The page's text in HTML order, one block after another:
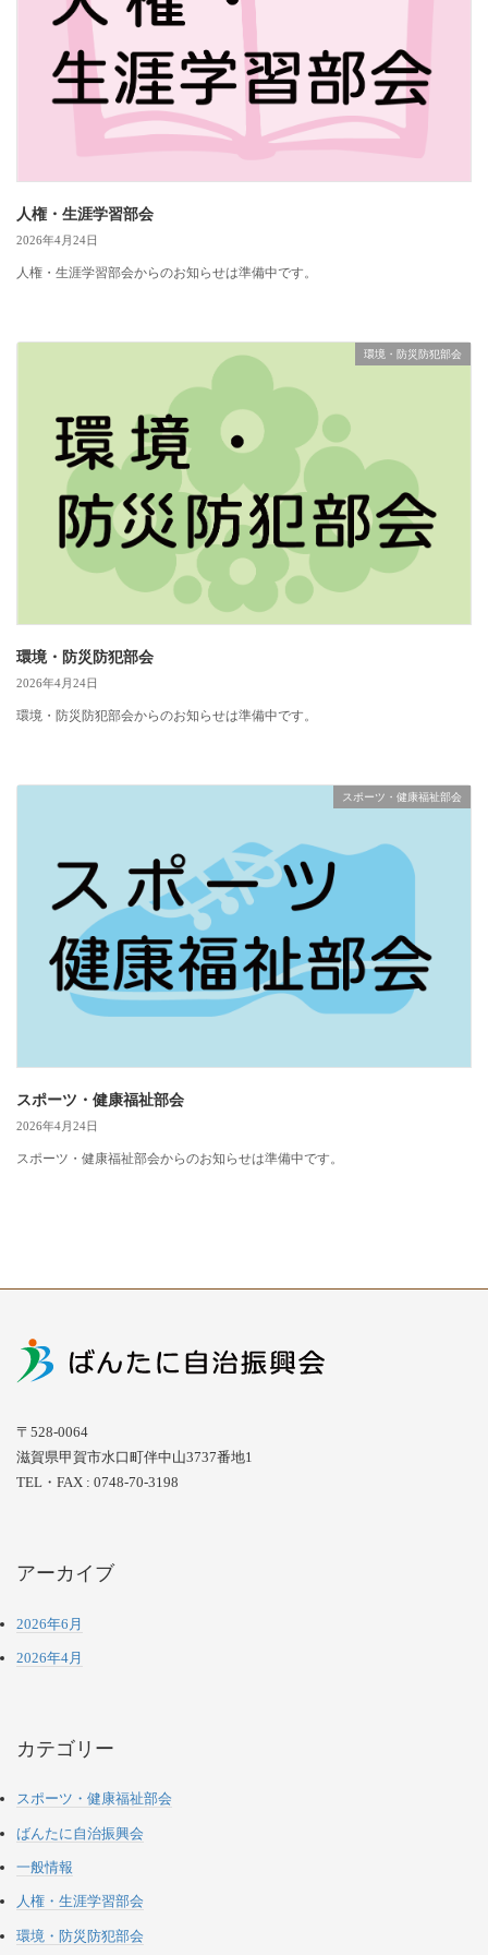
人権・生涯学習部会
2026年4月24日
人権・生涯学習部会からのお知らせは準備中です。
環境・防災防犯部会
環境・防災防犯部会
2026年4月24日
環境・防災防犯部会からのお知らせは準備中です。
スポーツ・健康福祉部会
スポーツ・健康福祉部会
2026年4月24日
スポーツ・健康福祉部会からのお知らせは準備中です。
〒528-0064
滋賀県甲賀市水口町伴中山3737番地1
TEL・FAX : 0748-70-3198
アーカイブ
2026年6月
2026年4月
カテゴリー
スポーツ・健康福祉部会
ばんたに自治振興会
一般情報
人権・生涯学習部会
環境・防災防犯部会